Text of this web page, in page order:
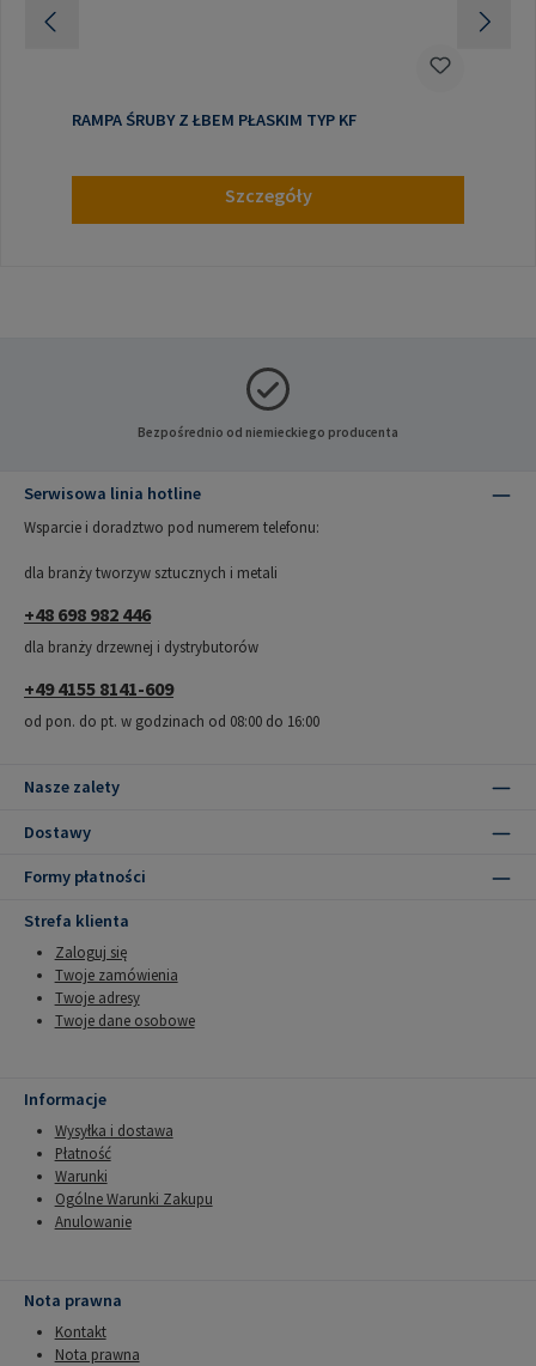
RAMPA ŚRUBY Z ŁBEM PŁASKIM TYP KF
Szczegóły
Bezpośrednio od niemieckiego producenta
Serwisowa linia hotline
Wsparcie i doradztwo pod numerem telefonu:
dla branży tworzyw sztucznych i metali
+48 698 982 446
dla branży drzewnej i dystrybutorów
+49 4155 8141-609
od pon. do pt. w godzinach od 08:00 do 16:00
Nasze zalety
Dostawy
Formy płatności
Strefa klienta
Zaloguj się
Twoje zamówienia
Twoje adresy
Twoje dane osobowe
Informacje
Wysyłka i dostawa
Płatność
Warunki
Ogólne Warunki Zakupu
Anulowanie
Nota prawna
Kontakt
Nota prawna